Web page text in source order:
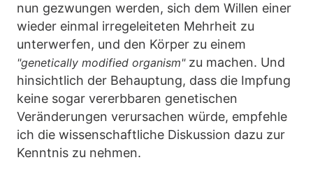
nun gezwungen werden, sich dem Willen einer
wieder einmal irregeleiteten Mehrheit zu
unterwerfen, und den Körper zu einem
"genetically modified organism"zu machen. Und
hinsichtlich der Behauptung, dass die Impfung
keine sogar vererbbaren genetischen
Veränderungen verursachen würde, empfehle
ich die wissenschaftliche Diskussion dazu zur
Kenntnis zu nehmen.